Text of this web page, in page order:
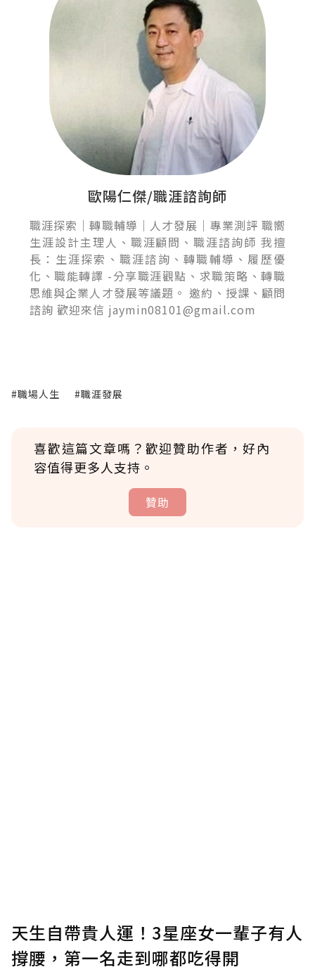
歐陽仁傑/職涯諮詢師
職涯探索｜轉職輔導｜人才發展｜專業測評 職嚮
生涯設計主理人、職涯顧問、職涯諮詢師 我擅
長：生涯探索、職涯諮詢、轉職輔導、履歷優
化、職能轉譯 -分享職涯觀點、求職策略、轉職
思維與企業人才發展等議題。 邀約、授課、顧問
諮詢 歡迎來信 jaymin08101@gmail.com
#職場人生 #職涯發展
喜歡這篇文章嗎？歡迎贊助作者，好內
容值得更多人支持。
贊助
天生自帶貴人運！3星座女一輩子有人
撐腰，第一名走到哪都吃得開